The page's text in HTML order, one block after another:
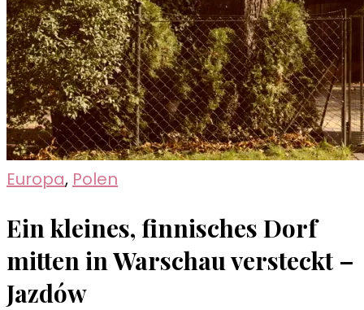
Europa, Polen
Ein kleines, finnisches Dorf
mitten in Warschau versteckt –
Jazdów